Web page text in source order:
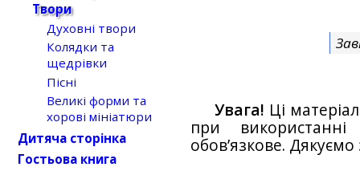
Увага! Ці
при
обов’язкове.
Твори
Духовні твори
Колядки та
щедрівки
Пісні
Великі форми та
хорові мініатюри
Дитяча сторінка
Гостьова книга